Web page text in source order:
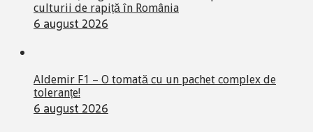
culturii de rapiță în România
6 august 2026
Aldemir F1 – O tomată cu un pachet complex de
toleranțe!
6 august 2026